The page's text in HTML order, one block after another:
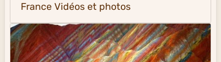
France Vidéos et photos